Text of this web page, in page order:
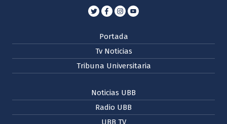
Portada
Tv Noticias
Tribuna Universitaria
Noticias UBB
Radio UBB
UBB TV